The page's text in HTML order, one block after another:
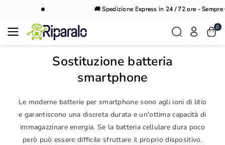
🚚 Spedizione Express in 24 / 72 ore - Sempre
0
Sostituzione batteria
smartphone
Le moderne batterie per smartphone sono agli ioni di litio
e garantiscono una discreta durata e un'ottima capacità di
immagazzinare energia. Se la batteria cellulare dura poco
però può essere difficile sfruttare il proprio dispositivo.